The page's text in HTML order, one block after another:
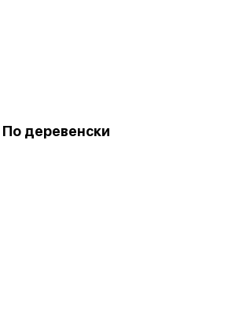
По деревенски